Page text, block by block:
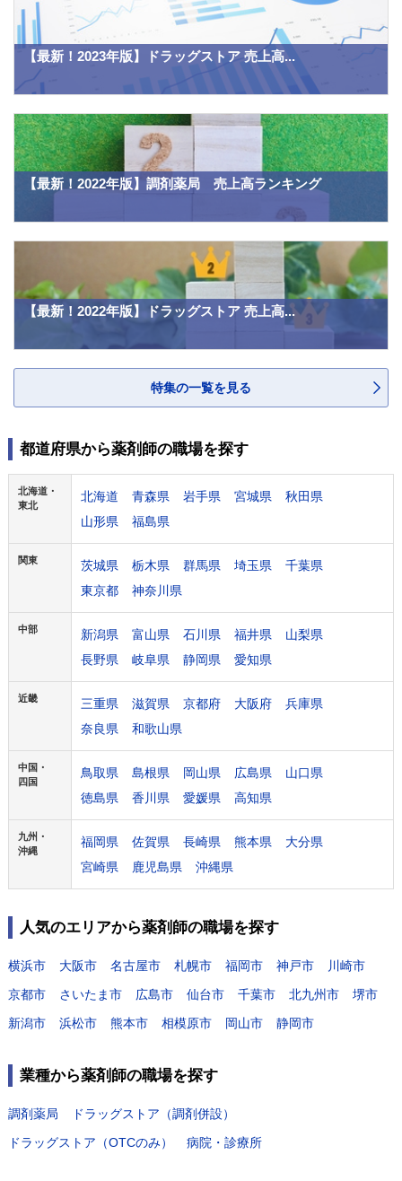
【最新！2023年版】ドラッグストア 売上高...
【最新！2022年版】調剤薬局 売上高ランキング
【最新！2022年版】ドラッグストア 売上高...
特集の一覧を見る
都道府県から薬剤師の職場を探す
北海道・
東北
北海道 青森県 岩手県 宮城県
秋田県
山形県
福島県
関東 茨城県 栃木県 群馬県 埼玉県
千葉県
東京都
神奈川県
中部 新潟県 富山県 石川県 福井県
山梨県
長野県
岐阜県 静岡県 愛知県
近畿 三重県 滋賀県 京都府 大阪府
兵庫県
奈良県
和歌山県
中国・
四国
鳥取県 島根県 岡山県 広島県
山口県
徳島県
香川県 愛媛県 高知県
九州・
沖縄
福岡県 佐賀県 長崎県 熊本県
大分県
宮崎県
鹿児島県 沖縄県
人気のエリアから薬剤師の職場を探す
横浜市 大阪市 名古屋市 札幌市 福岡市 神戸市
川崎市
京都市
さいたま市 広島市 仙台市 千葉市 北九州市
堺市
新潟市
浜松市 熊本市 相模原市 岡山市 静岡市
業種から薬剤師の職場を探す
調剤薬局
ドラッグストア（調剤併設）
ドラッグストア（OTCのみ）
病院・診療所